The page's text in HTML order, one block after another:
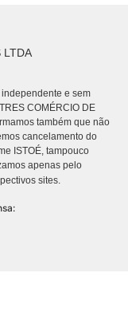
LTDA
independente e sem
COMÉRCIO DE
também que não
cancelamento do
ISTOÉ, tampouco
apenas pelo
sites.